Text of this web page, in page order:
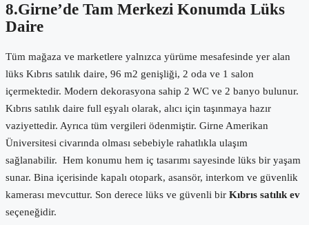
8.Girne’de Tam Merkezi Konumda Lüks
Daire
Tüm mağaza ve marketlere yalnızca yürüme mesafesinde yer alan
lüks Kıbrıs satılık daire, 96 m2 genişliği, 2 oda ve 1 salon
içermektedir. Modern dekorasyona sahip 2 WC ve 2 banyo bulunur.
Kıbrıs satılık daire full eşyalı olarak, alıcı için taşınmaya hazır
vaziyettedir. Ayrıca tüm vergileri ödenmiştir. Girne Amerikan
Üniversitesi civarında olması sebebiyle rahatlıkla ulaşım
sağlanabilir. Hem konumu hem iç tasarımı sayesinde lüks bir yaşam
sunar. Bina içerisinde kapalı otopark, asansör, interkom ve güvenlik
kamerası mevcuttur. Son derece lüks ve güvenli bir Kıbrıs satılık ev
seçeneğidir.